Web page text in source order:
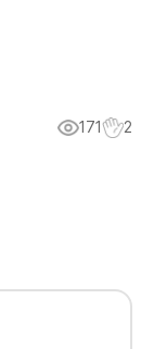
171 2